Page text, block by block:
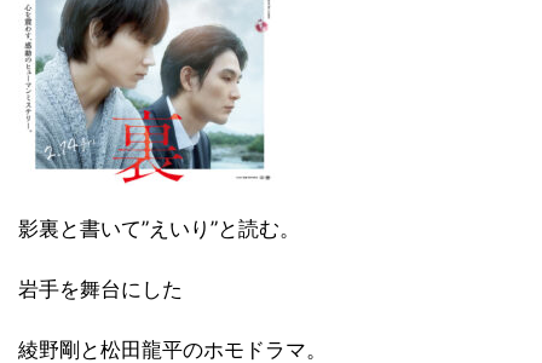
影裏と書いて”えいり”と読む。
岩手を舞台にした
綾野剛と松田龍平のホモドラマ。